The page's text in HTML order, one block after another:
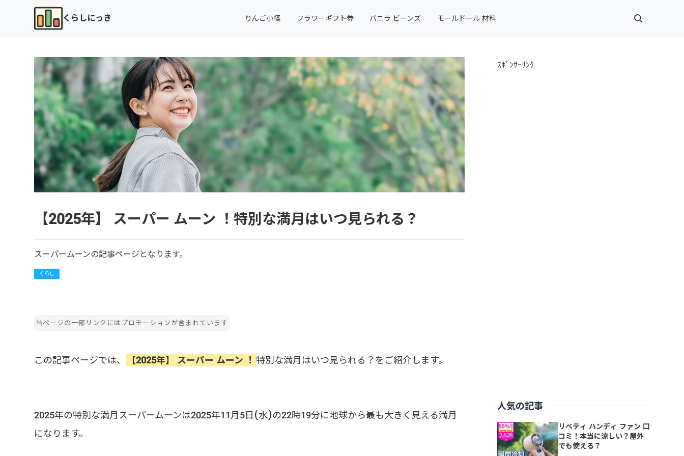
くらしにっき りんご小径 フラワーギフト券 バニラ ビーンズ モールドール 材料
【2025年】 スーパー ムーン ！特別な満月はいつ見られる？
スーパームーンの記事ページとなります。
くらし
この記事ページでは、 【2025年】 スーパー ムーン ！ 特別な満月はいつ見られる？をご紹介します。
2025年の特別な満月スーパームーンは2025年11月5日(水)の22時19分に地球から最も大きく見える満月
になります。
ｽﾎﾟﾝｻｰﾘﾝｸ
人気の記事
リベティ ハンディ ファン 口
コミ！本当に涼しい？屋外
でも使える？